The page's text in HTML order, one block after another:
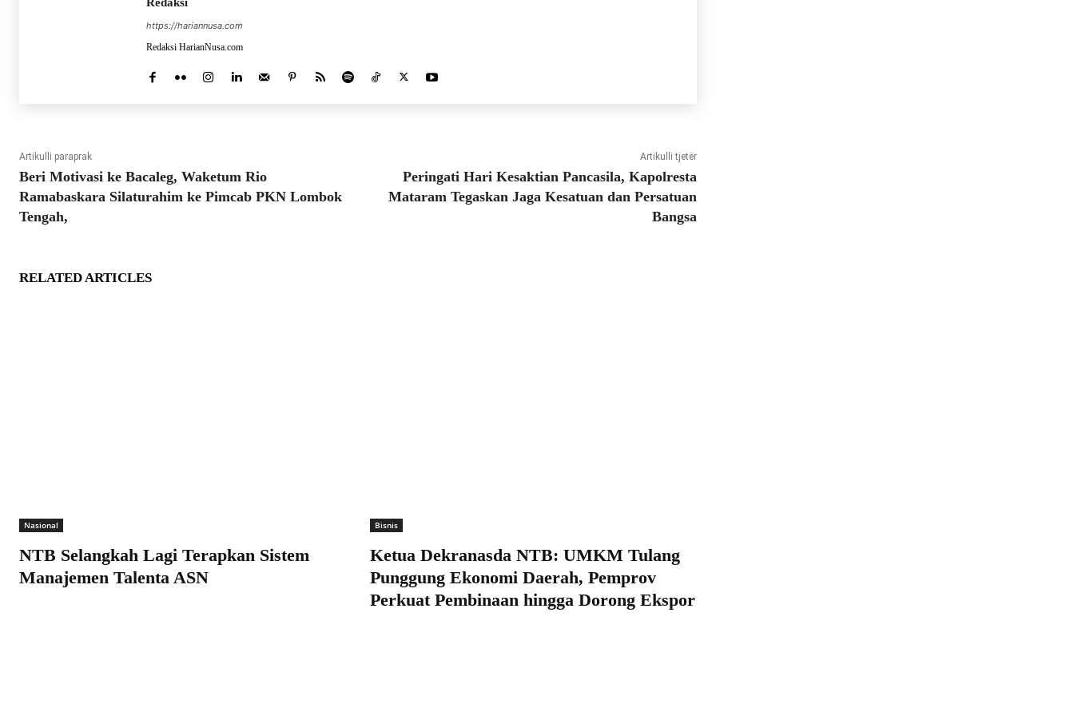
Redaksi
https://hariannusa.com
Redaksi HarianNusa.com
Artikulli paraprak
Beri Motivasi ke Bacaleg, Waketum Rio
Ramabaskara Silaturahim ke Pimcab PKN Lombok
Tengah,
Artikulli tjetër
Peringati Hari Kesaktian Pancasila, Kapolresta
Mataram Tegaskan Jaga Kesatuan dan Persatuan
Bangsa
RELATED ARTICLES
Nasional
NTB Selangkah Lagi Terapkan Sistem
Manajemen Talenta ASN
Bisnis
Ketua Dekranasda NTB: UMKM Tulang
Punggung Ekonomi Daerah, Pemprov
Perkuat Pembinaan hingga Dorong Ekspor